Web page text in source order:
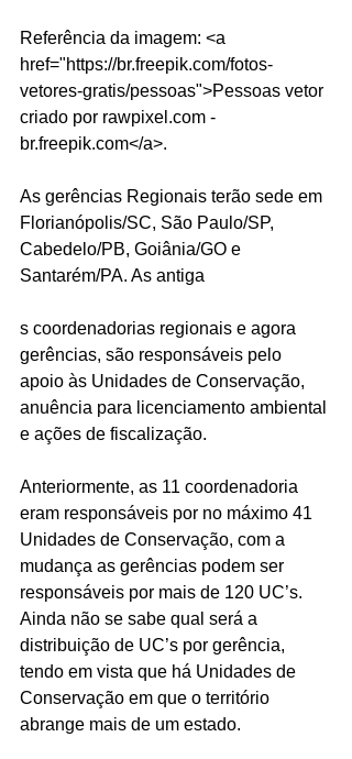
Referência da imagem: <a
href="https://br.freepik.com/fotos-
vetores-gratis/pessoas">Pessoas vetor
criado por rawpixel.com -
br.freepik.com</a>.
As gerências Regionais terão sede em
Florianópolis/SC, São Paulo/SP,
Cabedelo/PB, Goiânia/GO e
Santarém/PA. As antiga
s coordenadorias regionais e agora
gerências, são responsáveis pelo
apoio às Unidades de Conservação,
anuência para licenciamento ambiental
e ações de fiscalização.
Anteriormente, as 11 coordenadoria
eram responsáveis por no máximo 41
Unidades de Conservação, com a
mudança as gerências podem ser
responsáveis por mais de 120 UC’s.
Ainda não se sabe qual será a
distribuição de UC’s por gerência,
tendo em vista que há Unidades de
Conservação em que o território
abrange mais de um estado.